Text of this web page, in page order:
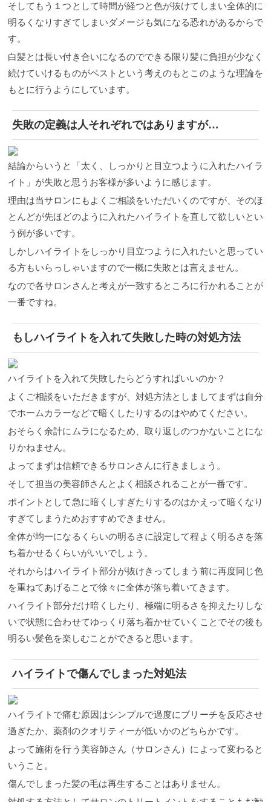
そしてもう１つとして時間が経つと色が抜けてしまい全体的に
明るくなりすぎてしまいダメージも気になる恐れがあるからで
す。
白髪とは長い付き合いになるのでできる限り髪に負担が少なく
続けていけるものがベストという考えのもとこのような理論を
もとに行うようにしています。
失敗の定義は人それぞれではありますが…
結論からいうと「太く、しっかりと目立つように入れたハイラ
イト」が失敗と思うお客様が多いように感じます。
理由は当サロンにもよくご相談をいただいくのですが、そのほ
とんどが先ほどのように入れたハイライトを直して欲しいとい
う例が多いです。
しかしハイライトをしっかり目立つように入れたいと思ってい
る方もいらっしゃいますので一概に失敗とは言えません。
なので各サロンさんと考えが一致するところに行かれることが
一番ですね。
もしハイライトを入れて失敗した時の対処方法
ハイライトを入れて失敗したらどうすればいいのか？
よくご相談をいただきますが、対処方法としましてまずは自分
でホームカラーなどで暗くしたりするのはやめてください。
おそらく余計にムラになるため、取り返しのつかないことにな
りかねません。
よってまずは信頼できるサロンさんに行きましょう。
そして担当の美容師さんとよく相談されることが一番です。
ポイントとして急に暗くしすぎたりするのはかえって暗くなり
すぎてしまうためおすすめできません。
全体が均一になるくらいの明るさに設定して程よく明るさを落
ち着かせるくらいがいいでしょう。
それからはハイライト部分が抜けきってしまう前に再度同じ色
を重ねてあげることで徐々に全体が落ち着いてきます。
ハイライト部分だけ暗くしたり、極端に明るさを抑えたりしな
いで状態に合わせてゆっくり落ち着かせていくことでその後も
明るい髪色を楽しむことができると思います。
ハイライトで傷んでしまった対処法
ハイライトで痛む原因はシンプルで過度にブリーチを反応させ
過ぎたか、薬剤のクオリティーが低いかのどちらかです。
よって施術を行う美容師さん（サロンさん）によって変わると
いうこと。
傷んでしまった髪の毛は再生することはありません。